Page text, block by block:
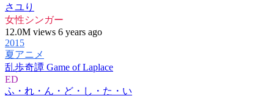
さユり
女性シンガー
12.0M views 6 years ago
2015
夏アニメ
乱歩奇譚 Game of Laplace
ED
ふ・れ・ん・ど・し・た・い